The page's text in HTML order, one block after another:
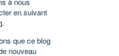
en suivant
.
que ce blog
nouveau